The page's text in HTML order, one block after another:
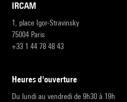
IRCAM
1, place Igor-Stravinsky
75004 Paris
+33 1 44 78 48 43
heures d'ouverture
Du lundi au vendredi de 9h30 à 19h